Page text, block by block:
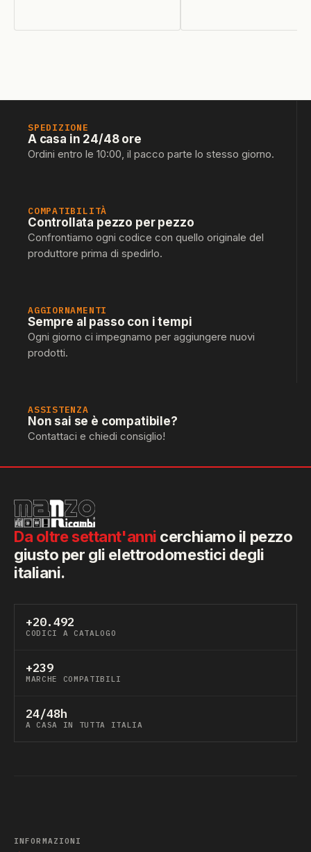
SPEDIZIONE
A casa in 24/48 ore
Ordini entro le 10:00, il pacco parte lo stesso giorno.
COMPATIBILITÀ
Controllata pezzo per pezzo
Confrontiamo ogni codice con quello originale del
produttore prima di spedirlo.
AGGIORNAMENTI
Sempre al passo con i tempi
Ogni giorno ci impegnamo per aggiungere nuovi
prodotti.
ASSISTENZA
Non sai se è compatibile?
Contattaci e chiedi consiglio!
Da oltre settant'anni cerchiamo il pezzo
giusto per gli elettrodomestici degli
italiani.
+20.492
CODICI A CATALOGO
+239
MARCHE COMPATIBILI
24/48h
A CASA IN TUTTA ITALIA
INFORMAZIONI